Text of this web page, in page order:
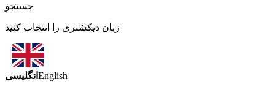
جستجو
زبان دیکشنری را انتخاب کنید
انگلیسی English